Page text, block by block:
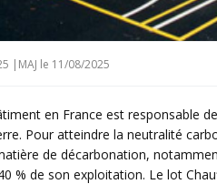
| MAJ le 11/08/2025
en France est responsable
Pour atteindre la neutralité
de décarbonation,
% de son exploitation. Le lot